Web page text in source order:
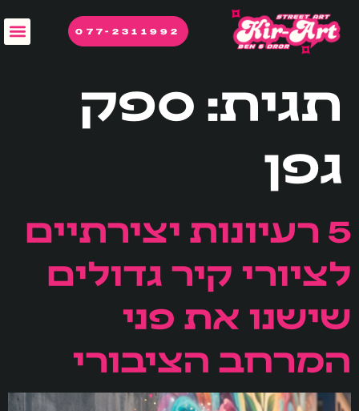
לתוכן
077-2311992
תגית: ספק
גפן
5 רעיונות יצירתיים
לציורי קיר גדולים
שישנו את פני
המרחב הציבורי